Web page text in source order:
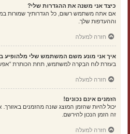
כיצד אני משנה את ההגדרות שלי?
אם אתה משתמש רשום, כל הגדרותיך שמורות
וההעדפות שלך.
חזרה למעלה
איך אני מונע משם המשתמש שלי
בעזרת לוח הבקרה למשתמש, תחת הכותרת
חזרה למעלה
הזמנים אינם נכונים!
יכול להיות שהזמן המוצג שונה מהזמנים
זה הזמן הנכון להירשם.
חזרה למעלה